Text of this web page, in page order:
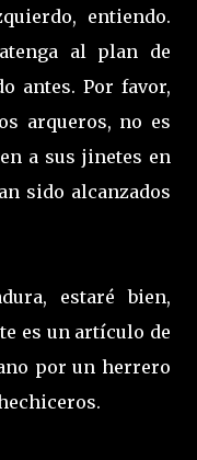
entiendo.
al plan de
antes. Por favor,
arqueros, no es
a sus jinetes en
sido alcanzados
estaré bien,
es un artículo de
por un herrero